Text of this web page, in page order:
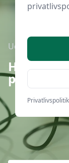
Udgivet i
Hvordan
primitive
Privatlivspolitik